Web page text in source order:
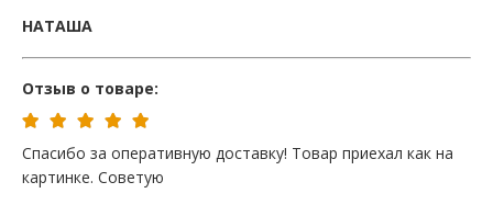
НАТАША
Отзыв о товаре:
Спасибо за оперативную доставку! Товар приехал как на
картинке. Советую